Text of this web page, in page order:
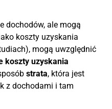
dochodów, ale mogą
koszty uzyskania
mogą uwzględnić
koszty uzyskania
strata, która jest
z dochodami i tam